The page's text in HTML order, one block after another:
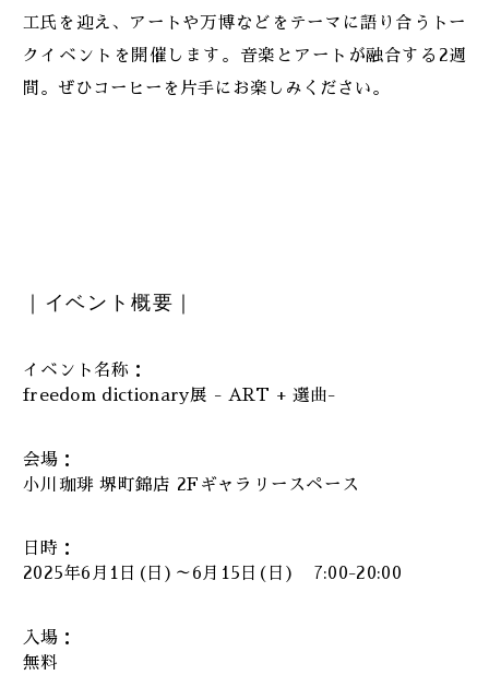
工氏を迎え、アートや万博などをテーマに語り合うトー
クイベントを開催します。音楽とアートが融合する2週
間。ぜひコーヒーを片手にお楽しみください。
｜イベント概要｜
イベント名称：
freedom dictionary展 - ART + 選曲-
会場：
小川珈琲 堺町錦店 2Fギャラリースペース
日時：
2025年6月1日(日)～6月15日(日) 7:00-20:00
入場：
無料